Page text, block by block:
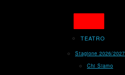
TEATRO
Stagione 2026/2027
Chi Siamo